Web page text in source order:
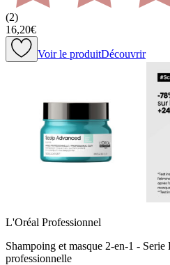
(2)
16,20€
Voir le produitDécouvrir
L'Oréal Professionnel
Shampoing et masque 2-en-1 -
professionnelle